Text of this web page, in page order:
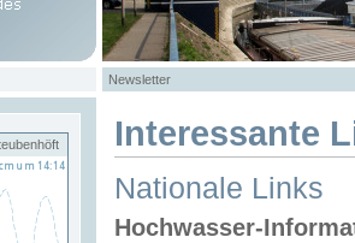
Newsletter
Interessante
Nationale Links
Hochwasser-